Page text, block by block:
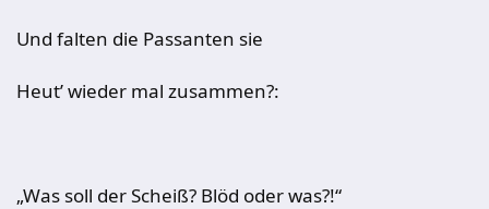
Und falten die Passanten sie
Heut’ wieder mal zusammen?:
„Was soll der Scheiß? Blöd oder was?!“